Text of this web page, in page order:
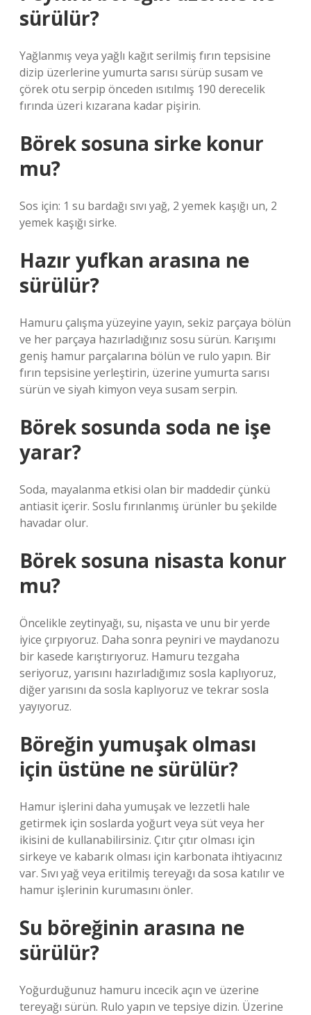
sürülür?
Yağlanmış veya yağlı kağıt serilmiş fırın tepsisine
dizip üzerlerine yumurta sarısı sürüp susam ve
çörek otu serpip önceden ısıtılmış 190 derecelik
fırında üzeri kızarana kadar pişirin.
Börek sosuna sirke konur
mu?
Sos için: 1 su bardağı sıvı yağ, 2 yemek kaşığı un, 2
yemek kaşığı sirke.
Hazır yufkan arasına ne
sürülür?
Hamuru çalışma yüzeyine yayın, sekiz parçaya bölün
ve her parçaya hazırladığınız sosu sürün. Karışımı
geniş hamur parçalarına bölün ve rulo yapın. Bir
fırın tepsisine yerleştirin, üzerine yumurta sarısı
sürün ve siyah kimyon veya susam serpin.
Börek sosunda soda ne işe
yarar?
Soda, mayalanma etkisi olan bir maddedir çünkü
antiasit içerir. Soslu fırınlanmış ürünler bu şekilde
havadar olur.
Börek sosuna nisasta konur
mu?
Öncelikle zeytinyağı, su, nişasta ve unu bir yerde
iyice çırpıyoruz. Daha sonra peyniri ve maydanozu
bir kasede karıştırıyoruz. Hamuru tezgaha
seriyoruz, yarısını hazırladığımız sosla kaplıyoruz,
diğer yarısını da sosla kaplıyoruz ve tekrar sosla
yayıyoruz.
Böreğin yumuşak olması
için üstüne ne sürülür?
Hamur işlerini daha yumuşak ve lezzetli hale
getirmek için soslarda yoğurt veya süt veya her
ikisini de kullanabilirsiniz. Çıtır çıtır olması için
sirkeye ve kabarık olması için karbonata ihtiyacınız
var. Sıvı yağ veya eritilmiş tereyağı da sosa katılır ve
hamur işlerinin kurumasını önler.
Su böreğinin arasına ne
sürülür?
Yoğurduğunuz hamuru incecik açın ve üzerine
tereyağı sürün. Rulo yapın ve tepsiye dizin. Üzerine